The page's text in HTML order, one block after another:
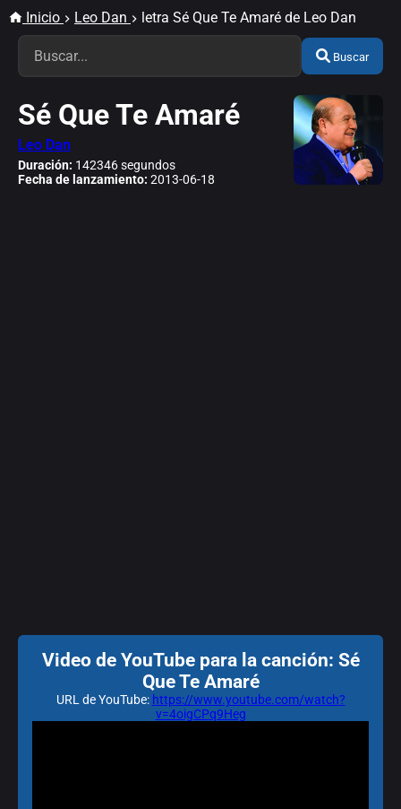
Inicio Leo Dan letra Sé Que Te Amaré de Leo Dan
Buscar
Sé Que Te Amaré
Leo Dan
Duración: 142346 segundos
Fecha de lanzamiento: 2013-06-18
Video de YouTube para la canción: Sé
Que Te Amaré
URL de YouTube: https://www.youtube.com/watch?
v=4oigCPq9Heg